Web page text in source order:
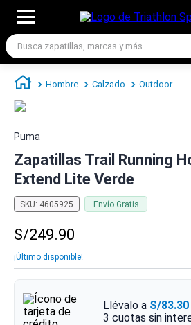
Busca zapatillas, marcas y más
Hombre Calzado Outdoor
Puma
Zapatillas Trail Running
Extend Lite Verde
SKU: 4605925 Envío Gratis
S/249.90
¡Último disponible!
Llévalo a S/83.30
3 cuotas sin
TÉRMINOS MÁS BUSCADOS
1.
3.
4.
zapatillas adidas mujer
6.
zapatillas nike hombre
7. zapatillas nike mujer